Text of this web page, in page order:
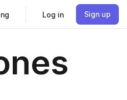
Log in Sign up